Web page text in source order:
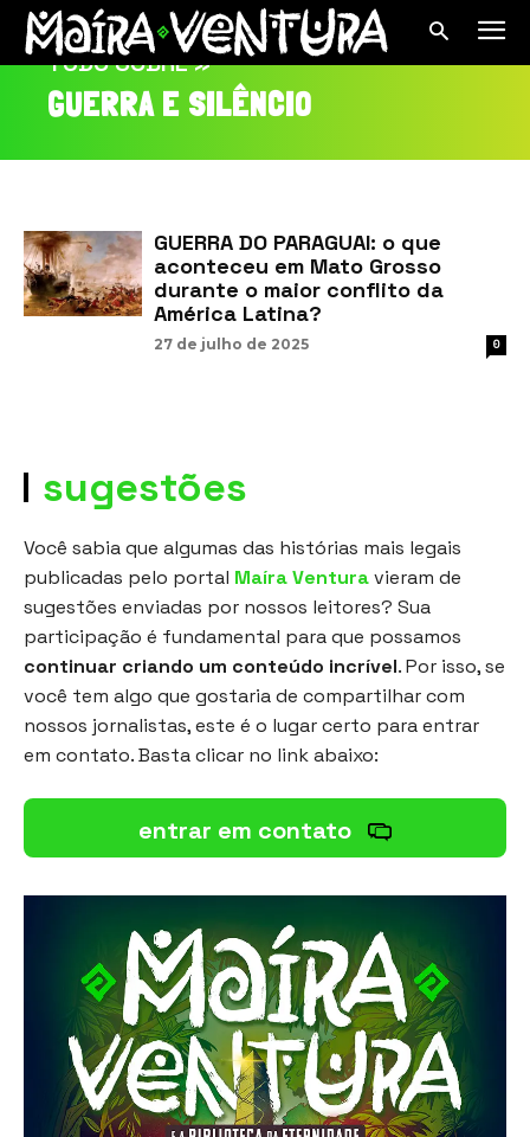
TUDO SOBRE »
GUERRA E SILÊNCIO
GUERRA DO PARAGUAI: o que
aconteceu em Mato Grosso
durante o maior conflito da
América Latina?
27 de julho de 2025 0
sugestões
Você sabia que algumas das histórias mais legais
publicadas pelo portal Maíra Venturavieram de
sugestões enviadas por nossos leitores? Sua
participação é fundamental para que possamos
continuar criando um conteúdo incrível. Por isso, se
você tem algo que gostaria de compartilhar com
nossos jornalistas, este é o lugar certo para entrar
em contato. Basta clicar no link abaixo:
entrar em contato